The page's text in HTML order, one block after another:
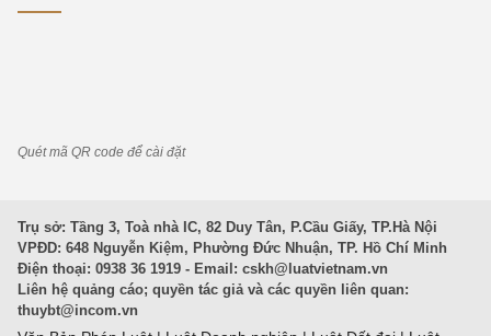
Quét mã QR code để cài đặt
Trụ sở: Tầng 3, Toà nhà IC, 82 Duy Tân, P.Cầu Giấy, TP.Hà Nội
VPĐD: 648 Nguyễn Kiệm, Phường Đức Nhuận, TP. Hồ Chí Minh
Điện thoại: 0938 36 1919 - Email: cskh@luatvietnam.vn
Liên hệ quảng cáo; quyền tác giả và các quyền liên quan:
thuybt@incom.vn